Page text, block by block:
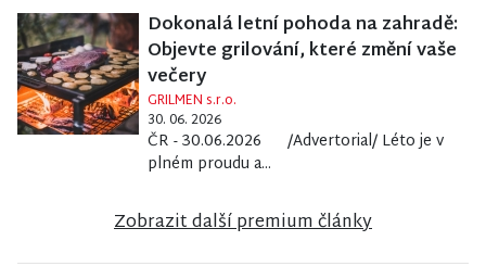
Dokonalá letní pohoda na zahradě:
Objevte grilování, které změní vaše
večery
GRILMEN s.r.o.
30. 06. 2026
ČR - 30.06.2026 /Advertorial/ Léto je v
plném proudu a...
Zobrazit další premium články